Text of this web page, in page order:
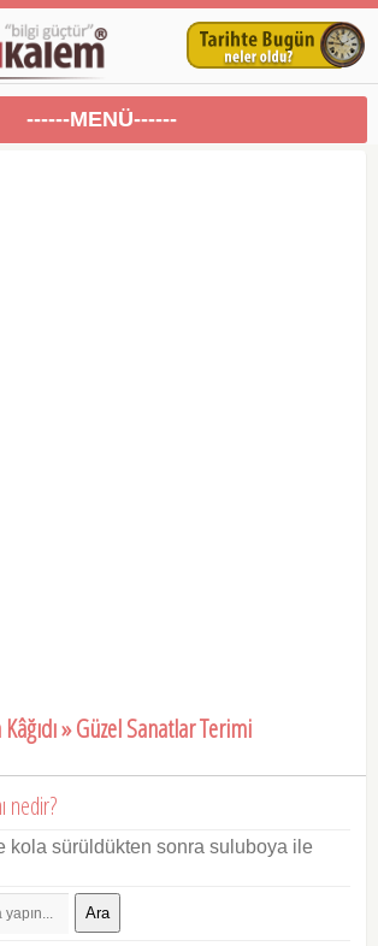
------MENÜ------
Kâğıdı » Güzel Sanatlar Terimi
nedir?
kola sürüldükten sonra suluboya ile
Ara